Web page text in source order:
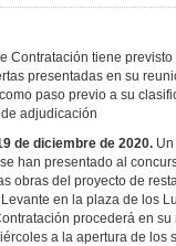
Contratación tiene
presentadas en su
paso previo a su
adjudicación
de diciembre de 2020.
han presentado al
obras del proyecto de
en la plaza de los
procederá en su
a la apertura de los